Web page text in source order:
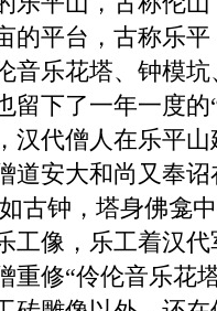
的平台，古称乐
音乐花塔、钟模
留下了一年一度
汉代僧人在乐平
道安大和尚又奉
古钟，塔身佛龛
工像，乐工着汉
重修“伶伦音乐花